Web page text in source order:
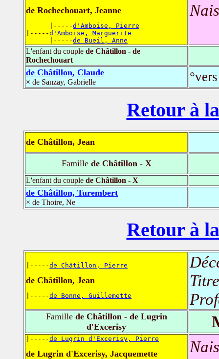
de Rochechouart, Jeanne
      |-----
d'Amboise, Pierre
|-----d'Amboise, Marguerite
      |-----
de Bueil, Anne
L'enfant du couple de Châtillon - de
Rochechouart
de Châtillon, Claude
× de Sanzay, Gabrielle
Retour à
de Châtillon, Jean
Famillede Châtillon - X
L'enfant du couple de Châtillon - X
de Châtillon, Turembert
× de Thoire, Ne
Retour à
|-----de Châtillon, Pierre
de Châtillon, Jean
|-----de Bonne, Guillemette
Famillede Châtillon - de Lugrin
d'Excerisy
|-----de Lugrin d'Excerisy, Pierre
de Lugrin d'Excerisy, Jacquemette